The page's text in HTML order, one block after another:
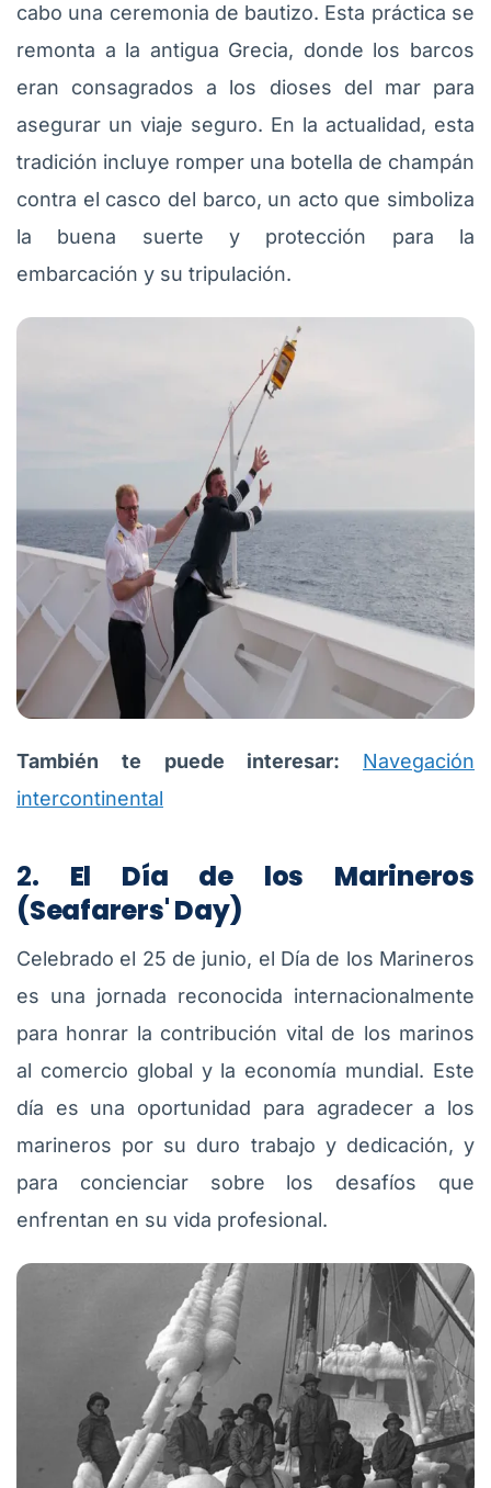
cabo una ceremonia de bautizo. Esta práctica se
remonta a la antigua Grecia, donde los barcos
eran consagrados a los dioses del mar para
asegurar un viaje seguro. En la actualidad, esta
tradición incluye romper una botella de champán
contra el casco del barco, un acto que simboliza
la buena suerte y protección para la
embarcación y su tripulación.
También te puede interesar: Navegación
intercontinental
2. El Día de los Marineros
(Seafarers' Day)
Celebrado el 25 de junio, el Día de los Marineros
es una jornada reconocida internacionalmente
para honrar la contribución vital de los marinos
al comercio global y la economía mundial. Este
día es una oportunidad para agradecer a los
marineros por su duro trabajo y dedicación, y
para concienciar sobre los desafíos que
enfrentan en su vida profesional.